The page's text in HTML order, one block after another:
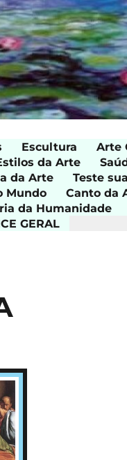
Escultura Arte
da Arte
da Arte Teste
Mundo Canto da
da Humanidade
GERAL